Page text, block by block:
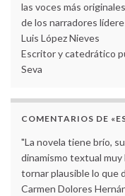
las voces más
de los narradores
Luis López Nieves
Escritor y catedrático
Seva
COMENTARIOS DE
"La novela tiene brío,
dinamismo textual
tornar plausible lo que
Carmen Dolores